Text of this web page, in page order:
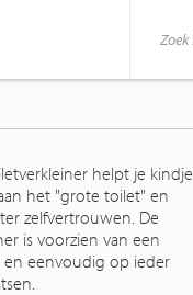
helpt je kindje
het "grote toilet" en
zelfvertrouwen. De
is voorzien van een
en eenvoudig op ieder